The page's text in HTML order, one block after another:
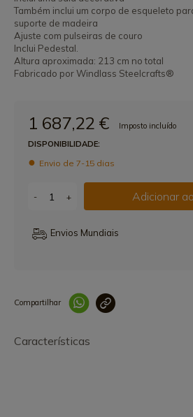
Também inclui um corpo de esqueleto
suporte de madeira
Ajuste com pulseiras de couro
Inclui Pedestal.
Altura aproximada: 213 cm no total
Fabricado por Windlass Steelcrafts®
1 687,22 €
Imposto incluído
DISPONIBILIDADE:
Envio de 7-15 dias
- + Adicionar
Envios Mundiais
Compartilhar
Características